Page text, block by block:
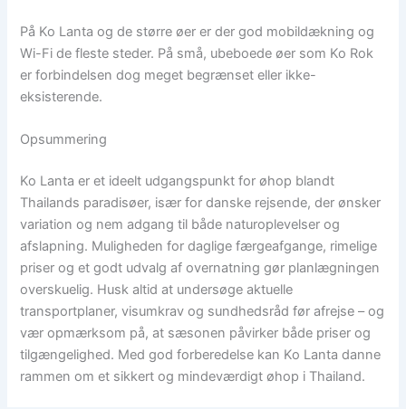
På Ko Lanta og de større øer er der god mobildækning og
Wi-Fi de fleste steder. På små, ubeboede øer som Ko Rok
er forbindelsen dog meget begrænset eller ikke-
eksisterende.
Opsummering
Ko Lanta er et ideelt udgangspunkt for øhop blandt
Thailands paradisøer, især for danske rejsende, der ønsker
variation og nem adgang til både naturoplevelser og
afslapning. Muligheden for daglige færgeafgange, rimelige
priser og et godt udvalg af overnatning gør planlægningen
overskuelig. Husk altid at undersøge aktuelle
transportplaner, visumkrav og sundhedsråd før afrejse – og
vær opmærksom på, at sæsonen påvirker både priser og
tilgængelighed. Med god forberedelse kan Ko Lanta danne
rammen om et sikkert og mindeværdigt øhop i Thailand.